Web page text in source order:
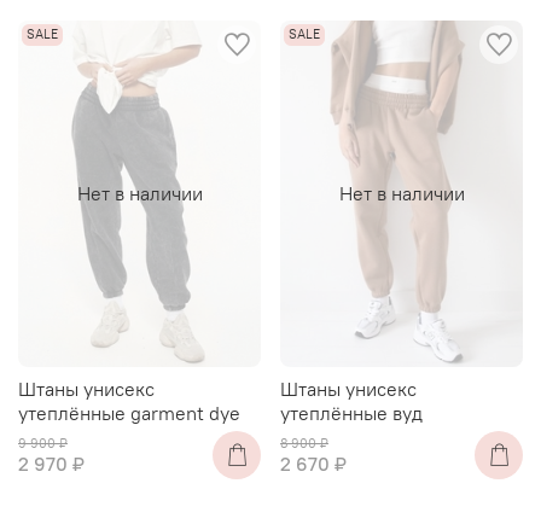
Нет в наличии
Штаны унисекс
утеплённые garment dye
9 900 ₽
2 970 ₽
Нет в наличии
Штаны унисекс
утеплённые вуд
8 900 ₽
2 670 ₽